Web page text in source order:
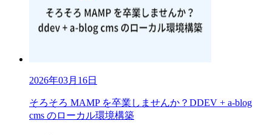
2026年03月16日
そろそろ MAMP を卒業しませんか？DDEV + a-blog
cms のローカル環境構築